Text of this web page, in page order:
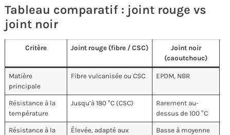
Tableau comparatif : joint rouge vs
joint noir
Critère Joint rouge (fibre / CSC)
Joint noir
(caoutchouc)
Matière
principale
Fibre vulcanisée ou CSC EPDM, NBR
Résistance à la
température
Jusqu’à 180 °C (CSC)
Rarement au-
dessus de 100 °C
Résistance à la
Élevée, adapté aux
Basse à moyenne